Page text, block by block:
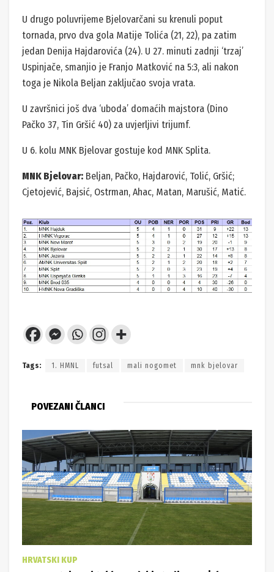
U drugo poluvrijeme Bjelovarčani su krenuli poput
tornada, prvo dva gola Matije Tolića (21, 22), pa zatim
jedan Denija Hajdarovića (24). U 27. minuti zadnji ‘trzaj’
Uspinjače, smanjio je Franjo Matković na 5:3, ali nakon
toga je Nikola Beljan zaključao svoja vrata.
U završnici još dva ‘uboda’ domaćih majstora (Dino
Pačko 37, Tin Gršić 40) za uvjerljivi trijumf.
U 6. kolu MNK Bjelovar gostuje kod MNK Splita.
MNK Bjelovar: Beljan, Pačko, Hajdarović, Tolić, Gršić;
Cjetojević, Bajsić, Ostrman, Ahac, Matan, Marušić, Matić.
Tags: 1. HMNL futsal mali nogomet mnk bjelovar
POVEZANI ČLANCI
HRVATSKI KUP